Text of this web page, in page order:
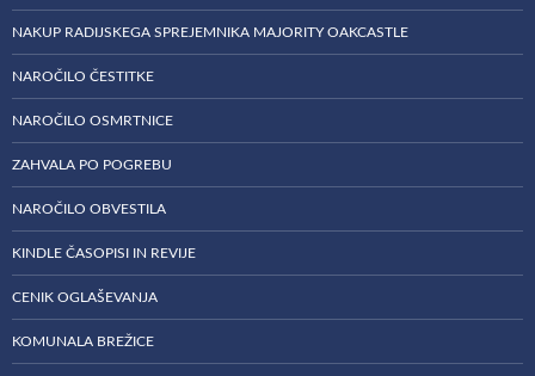
NAKUP RADIJSKEGA SPREJEMNIKA MAJORITY OAKCASTLE
NAROČILO ČESTITKE
NAROČILO OSMRTNICE
ZAHVALA PO POGREBU
NAROČILO OBVESTILA
KINDLE ČASOPISI IN REVIJE
CENIK OGLAŠEVANJA
KOMUNALA BREŽICE